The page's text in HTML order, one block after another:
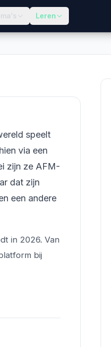
Leren
speelt
via een
zijn ze AFM-
dat zijn
een andere
in 2026. Van
bij